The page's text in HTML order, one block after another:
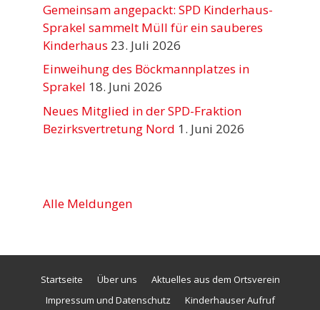
Gemeinsam angepackt: SPD Kinderhaus-
Sprakel sammelt Müll für ein sauberes
Kinderhaus 23. Juli 2026
Einweihung des Böckmannplatzes in
Sprakel 18. Juni 2026
Neues Mitglied in der SPD-Fraktion
Bezirksvertretung Nord 1. Juni 2026
Alle Meldungen
Startseite Über uns
Aktuelles aus dem Ortsverein
Impressum und Datenschutz
Kinderhauser Aufruf